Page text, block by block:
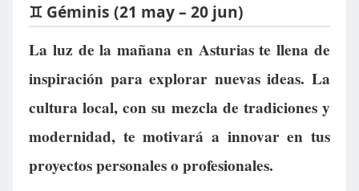
♊ Géminis (21 may – 20 jun)
La luz de la mañana en Asturias te llena de
inspiración para explorar nuevas ideas. La
cultura local, con su mezcla de tradiciones y
modernidad, te motivará a innovar en tus
proyectos personales o profesionales.